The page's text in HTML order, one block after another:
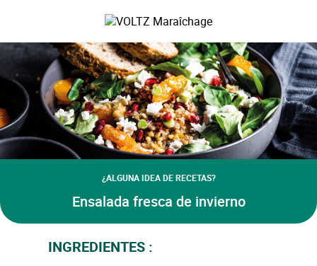
principal
VOLTZ Maraîchage
¿ALGUNA IDEA DE RECETAS?
Ensalada fresca de invierno
INGREDIENTES :